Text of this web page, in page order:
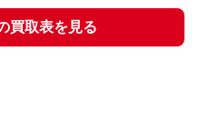
買取表を見る